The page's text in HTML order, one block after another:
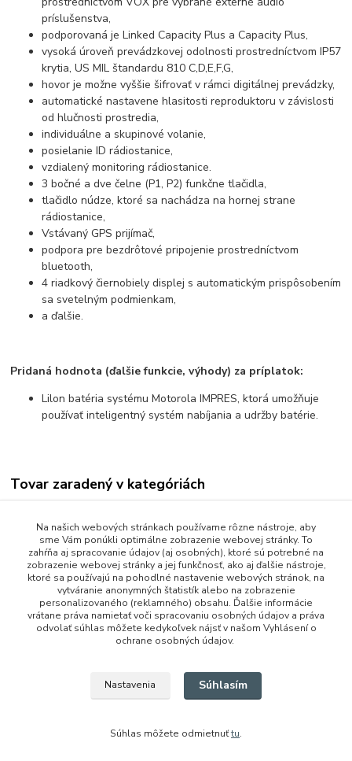
príslušenstva,
podporovaná je Linked Capacity Plus a Capacity Plus,
vysoká úroveň prevádzkovej odolnosti prostredníctvom IP57
krytia, US MIL štandardu 810 C,D,E,F,G,
hovor je možne vyššie šifrovať v rámci digitálnej prevádzky,
automatické nastavene hlasitosti reproduktoru v závislosti
od hlučnosti prostredia,
individuálne a skupinové volanie,
posielanie ID rádiostanice,
vzdialený monitoring rádiostanice.
3 bočné a dve čelne (P1, P2) funkčne tlačidla,
tlačidlo núdze, ktoré sa nachádza na hornej strane
rádiostanice,
Vstávaný GPS prijímač,
podpora pre bezdrôtové pripojenie prostredníctvom
bluetooth,
4 riadkový čiernobiely displej s automatickým prispôsobením
sa svetelným podmienkam,
a ďalšie.
Pridaná hodnota (ďalšie funkcie, výhody) za príplatok:
Lilon batéria systému Motorola IMPRES, ktorá umožňuje
používať inteligentný systém nabíjania a udržby batérie.
Tovar zaradený v kategóriách
Motorola DP4000 rada
info@vysielacky.com
Na našich webových stránkach používame rôzne nástroje, aby
sme Vám ponúkli optimálne zobrazenie webovej stránky. To
zahŕňa aj spracovanie údajov (aj osobných), ktoré sú potrebné na
zobrazenie webovej stránky a jej funkčnosť, ako aj ďalšie nástroje,
ktoré sa používajú na pohodlné nastavenie webových stránok, na
vytváranie anonymných štatistík alebo na zobrazenie
personalizovaného (reklamného) obsahu. Ďalšie informácie
vrátane práva namietať voči spracovaniu osobných údajov a práva
odvolať súhlas môžete kedykoľvek nájsť v našom Vyhlásení o
ochrane osobných údajov.
Nastavenia Súhlasím
Súhlas môžete odmietnuťtu.